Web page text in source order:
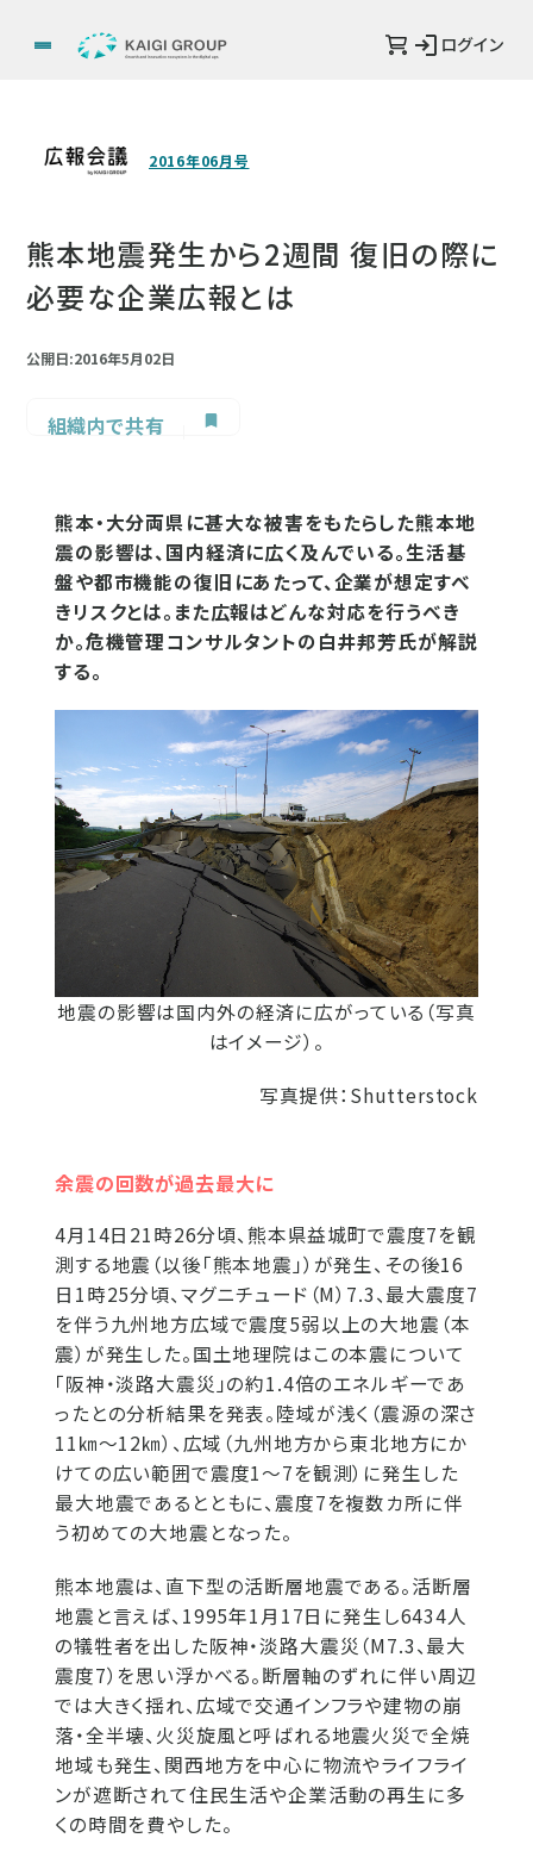
ログイン
2016年06月号
熊本地震発生から2週間 復旧の際に
必要な企業広報とは
公開日:2016年5月02日
組織内で共有
熊本・大分両県に甚大な被害をもたらした熊本地
震の影響は、国内経済に広く及んでいる。生活基
盤や都市機能の復旧にあたって、企業が想定すべ
きリスクとは。また広報はどんな対応を行うべき
か。危機管理コンサルタントの白井邦芳氏が解説
する。
地震の影響は国内外の経済に広がっている（写真
はイメージ）。
写真提供：Shutterstock
余震の回数が過去最大に
4月14日21時26分頃、熊本県益城町で震度7を観
測する地震（以後「熊本地震」）が発生、その後16
日1時25分頃、マグニチュード（M）7.3、最大震度7
を伴う九州地方広域で震度5弱以上の大地震（本
震）が発生した。国土地理院はこの本震について
「阪神・淡路大震災」の約1.4倍のエネルギーであ
ったとの分析結果を発表。陸域が浅く（震源の深さ
11㎞～12㎞）、広域（九州地方から東北地方にか
けての広い範囲で震度1～7を観測）に発生した
最大地震であるとともに、震度7を複数カ所に伴
う初めての大地震となった。
熊本地震は、直下型の活断層地震である。活断層
地震と言えば、1995年1月17日に発生し6434人
の犠牲者を出した阪神・淡路大震災（M7.3、最大
震度7）を思い浮かべる。断層軸のずれに伴い周辺
では大きく揺れ、広域で交通インフラや建物の崩
落・全半壊、火災旋風と呼ばれる地震火災で全焼
地域も発生、関西地方を中心に物流やライフライ
ンが遮断されて住民生活や企業活動の再生に多
くの時間を費やした。